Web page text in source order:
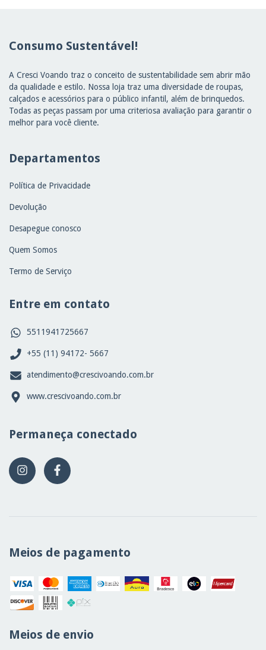
Consumo Sustentável!
A Cresci Voando traz o conceito de sustentabilidade sem abrir mão
da qualidade e estilo. Nossa loja traz uma diversidade de roupas,
calçados e acessórios para o público infantil, além de brinquedos.
Todas as peças passam por uma criteriosa avaliação para garantir o
melhor para você cliente.
Departamentos
Política de Privacidade
Devolução
Desapegue conosco
Quem Somos
Termo de Serviço
Entre em contato
5511941725667
+55 (11) 94172- 5667
atendimento@crescivoando.com.br
www.crescivoando.com.br
Permaneça conectado
Meios de pagamento
Meios de envio